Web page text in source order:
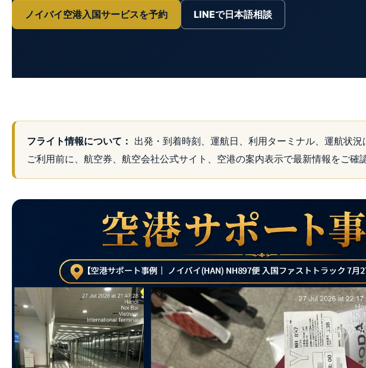
ノイバイ空港入国サービスを予約 LINEで日本語相談
フライト情報について： 出発・到着時刻、運航日、利用ターミナル、運航状況
ご利用前に、航空券、航空会社公式サイト、空港の案内表示で最新情報をご確